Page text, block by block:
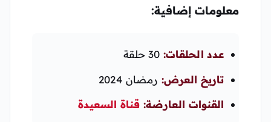
معلومات إضافية:
عدد الحلقات:
تاريخ العرض: رمضان 2024
القنوات العارضة: قناة السعيدة